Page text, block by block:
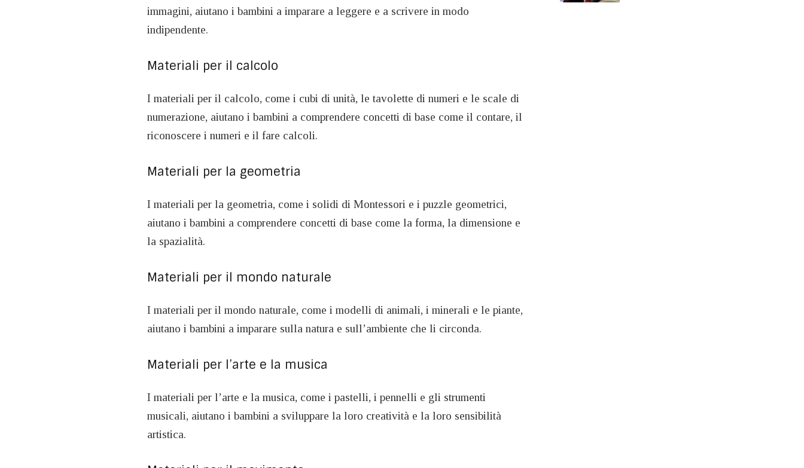
immagini, aiutano i bambini a imparare a leggere e a scrivere in modo
indipendente.
Materiali per il calcolo
I materiali per il calcolo, come i cubi di unità, le tavolette di numeri e le scale di
numerazione, aiutano i bambini a comprendere concetti di base come il contare, il
riconoscere i numeri e il fare calcoli.
Materiali per la geometria
I materiali per la geometria, come i solidi di Montessori e i puzzle geometrici,
aiutano i bambini a comprendere concetti di base come la forma, la dimensione e
la spazialità.
Materiali per il mondo naturale
I materiali per il mondo naturale, come i modelli di animali, i minerali e le piante,
aiutano i bambini a imparare sulla natura e sull’ambiente che li circonda.
Materiali per l’arte e la musica
I materiali per l’arte e la musica, come i pastelli, i pennelli e gli strumenti
musicali, aiutano i bambini a sviluppare la loro creatività e la loro sensibilità
artistica.